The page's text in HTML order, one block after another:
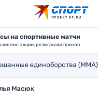
на спортивные матчи
акции, розыгрыши призов
единоборства (MMA)
Масюк